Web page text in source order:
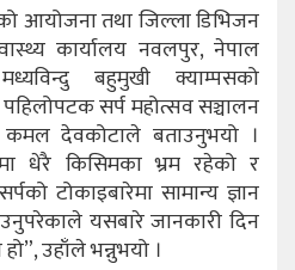
आयोजना तथा जिल्ला डिभिजन
कार्यालय नवलपुर, नेपाल
बहुमुखी क्याम्पसको
सर्प महोत्सव सञ्चालन
कमल देवकोटाले बताउनुभयो ।
धेरै किसिमका भ्रम रहेको र
टोकाइबारेमा सामान्य ज्ञान
यसबारे जानकारी दिन
उहाँले भन्नुभयो ।